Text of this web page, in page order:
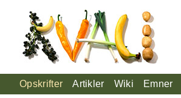
Opskrifter Artikler Wiki Emner